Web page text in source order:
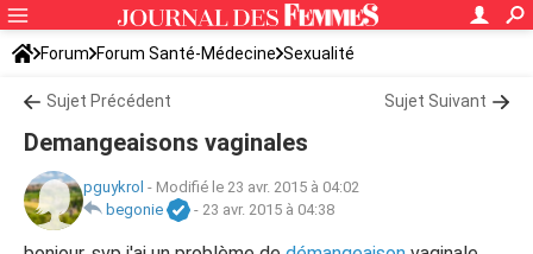
Forum Forum Santé-Médecine Sexualité
Sujet Précédent Sujet Suivant
Demangeaisons vaginales
pguykrol - Modifié le 23 avr. 2015 à 04:02
begonie
- 23 avr. 2015 à 04:38